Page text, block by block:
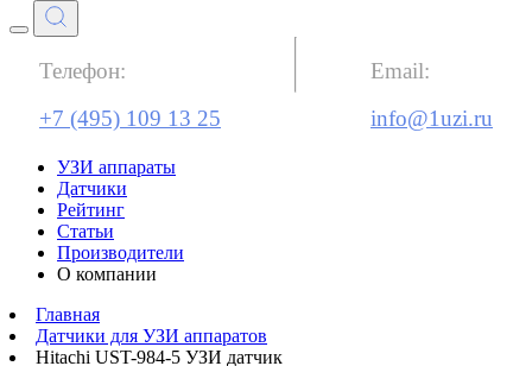
Телефон:
+7 (495) 109 13 25
Email:
info@1uzi.ru
УЗИ аппараты
Датчики
Рейтинг
Статьи
Производители
О компании
Главная
Датчики для УЗИ аппаратов
Hitachi UST-984-5 УЗИ датчик